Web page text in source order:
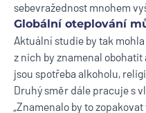
sebevražednost mnohem
Globální oteplování
Aktuální studie by tak
z nich by znamenal
jsou spotřeba alkoholu,
Druhý směr dále pracuje s
„Znamenalo by to